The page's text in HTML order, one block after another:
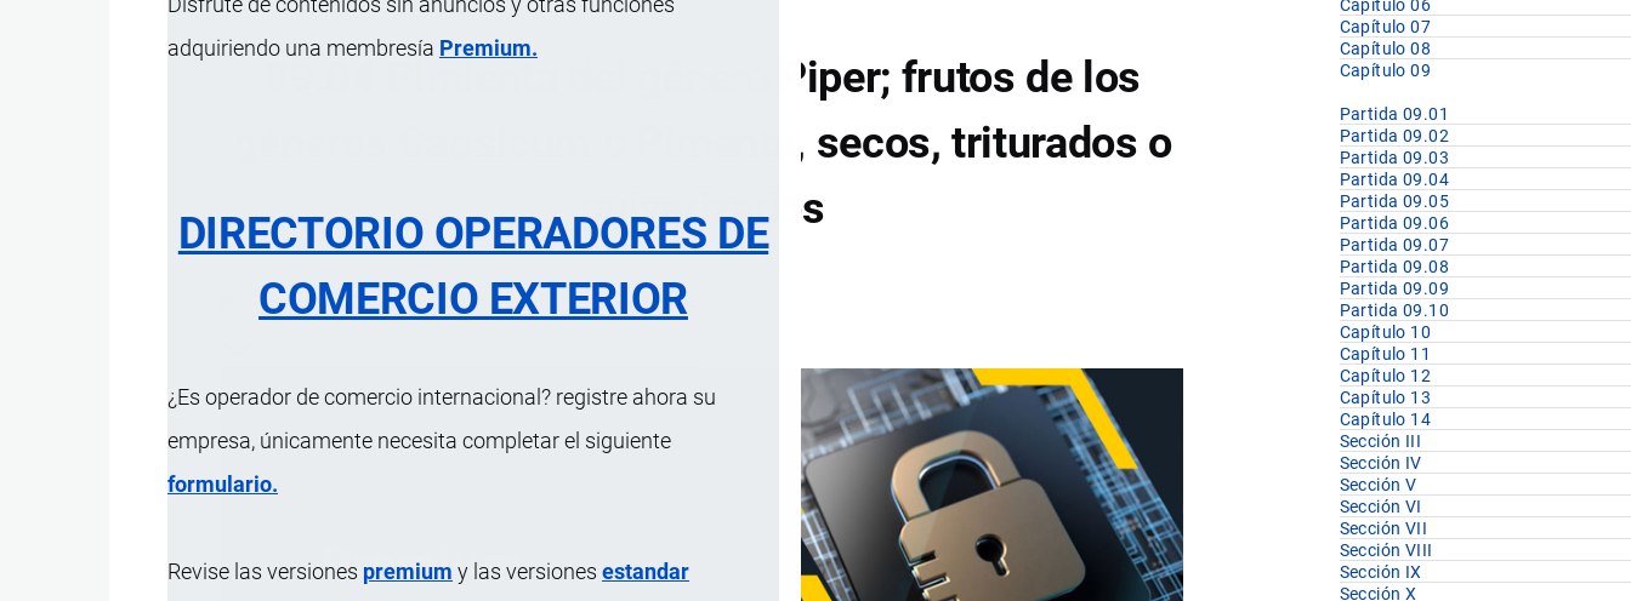
adquiriendo una membresía Premium.
DIRECTORIO OPERADORES DE
COMERCIO EXTERIOR
¿Es operador de comercio internacional? registre ahora su
empresa, únicamente necesita completar el siguiente
formulario.
Revise las versiones premium y las versiones estandar
09.04 Pimienta del género Piper; frutos de los
géneros Capsicum o Pimenta, secos, triturados o
pulverizados
ÍNDICE DE CONTENIDOS
Capítulo 06
Capítulo 07
Capítulo 08
Capítulo 09
Partida 09.01
Partida 09.02
Partida 09.03
Partida 09.04
Partida 09.05
Partida 09.06
Partida 09.07
Partida 09.08
Partida 09.09
Partida 09.10
Capítulo 10
Capítulo 11
Capítulo 12
Capítulo 13
Capítulo 14
Sección III
Sección IV
Sección V
Sección VI
Sección VII
Sección VIII
Sección IX
Sección X